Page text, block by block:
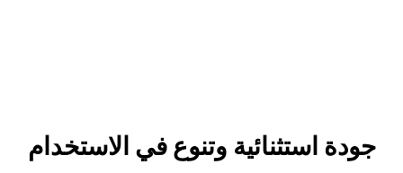
جودة استثنائية وتنوع في الاستخدام